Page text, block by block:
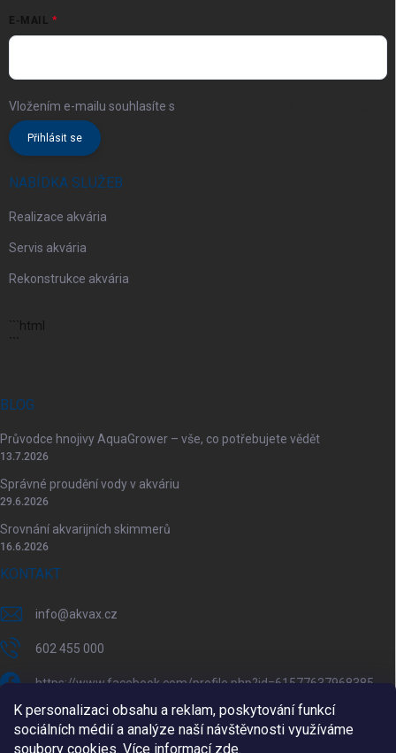
K personalizaci obsahu a reklam, poskytování funkcí
sociálních médií a analýze naší návštěvnosti využíváme
soubory cookies. Více informací zde.
E-MAIL
Vložením e-mailu souhlasíte s
Přihlásit se
NABÍDKA SLUŽEB
Realizace akvária
Servis akvária
Rekonstrukce akvária
```html
```
BLOG
Průvodce hnojivy AquaGrower – vše, co potřebujete vědět
13.7.2026
Správné proudění vody v akváriu
29.6.2026
Srovnání akvarijních skimmerů
16.6.2026
KONTAKT
info@akvax.cz
602 455 000
https://www.facebook.com/profile.php?id=61577637968385
akvax.cz/